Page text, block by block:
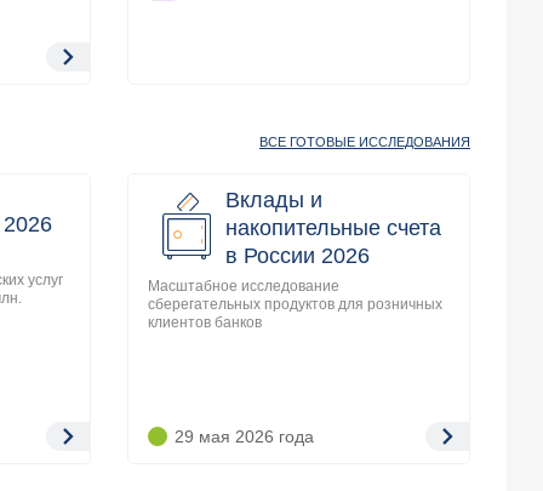
ВСЕ ГОТОВЫЕ ИССЛЕДОВАНИЯ
услуг
Вклады и
накопительные счета
в России 2026
Масштабное исследование
сберегательных продуктов для розничных
клиентов банков
29 мая 2026 года